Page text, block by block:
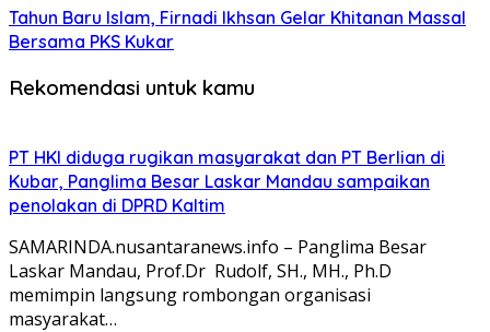
Tahun Baru Islam, Firnadi Ikhsan Gelar Khitanan Massal
Bersama PKS Kukar
Rekomendasi untuk kamu
PT HKI diduga rugikan masyarakat dan PT Berlian di
Kubar, Panglima Besar Laskar Mandau sampaikan
penolakan di DPRD Kaltim
SAMARINDA.nusantaranews.info – Panglima Besar
Laskar Mandau, Prof.Dr Rudolf, SH., MH., Ph.D
memimpin langsung rombongan organisasi
masyarakat…